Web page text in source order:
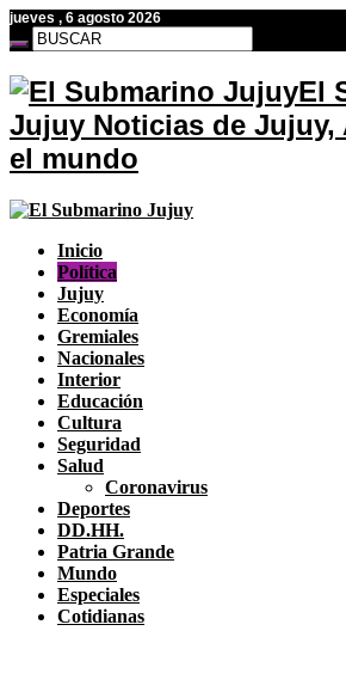
jueves , 6 agosto 2026
El
Jujuy Noticias de Jujuy,
el mundo
Inicio
Política
Jujuy
Economía
Gremiales
Nacionales
Interior
Educación
Cultura
Seguridad
Salud
Coronavirus
Deportes
DD.HH.
Patria Grande
Mundo
Especiales
Cotidianas